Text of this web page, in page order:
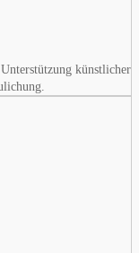
künstlicher